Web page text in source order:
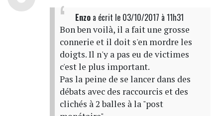
Enzoa écrit le 03/10/2017 à 11h31
Bon ben voilà, il a fait une grosse
connerie et il doit s'en mordre les
doigts. Il n'y a pas eu de victimes
c'est le plus important.
Pas la peine de se lancer dans des
débats avec des raccourcis et des
clichés à 2 balles à la "post